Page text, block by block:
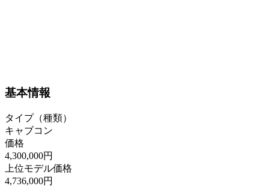
基本情報
タイプ（種類）
キャブコン
価格
4,300,000円
上位モデル価格
4,736,000円